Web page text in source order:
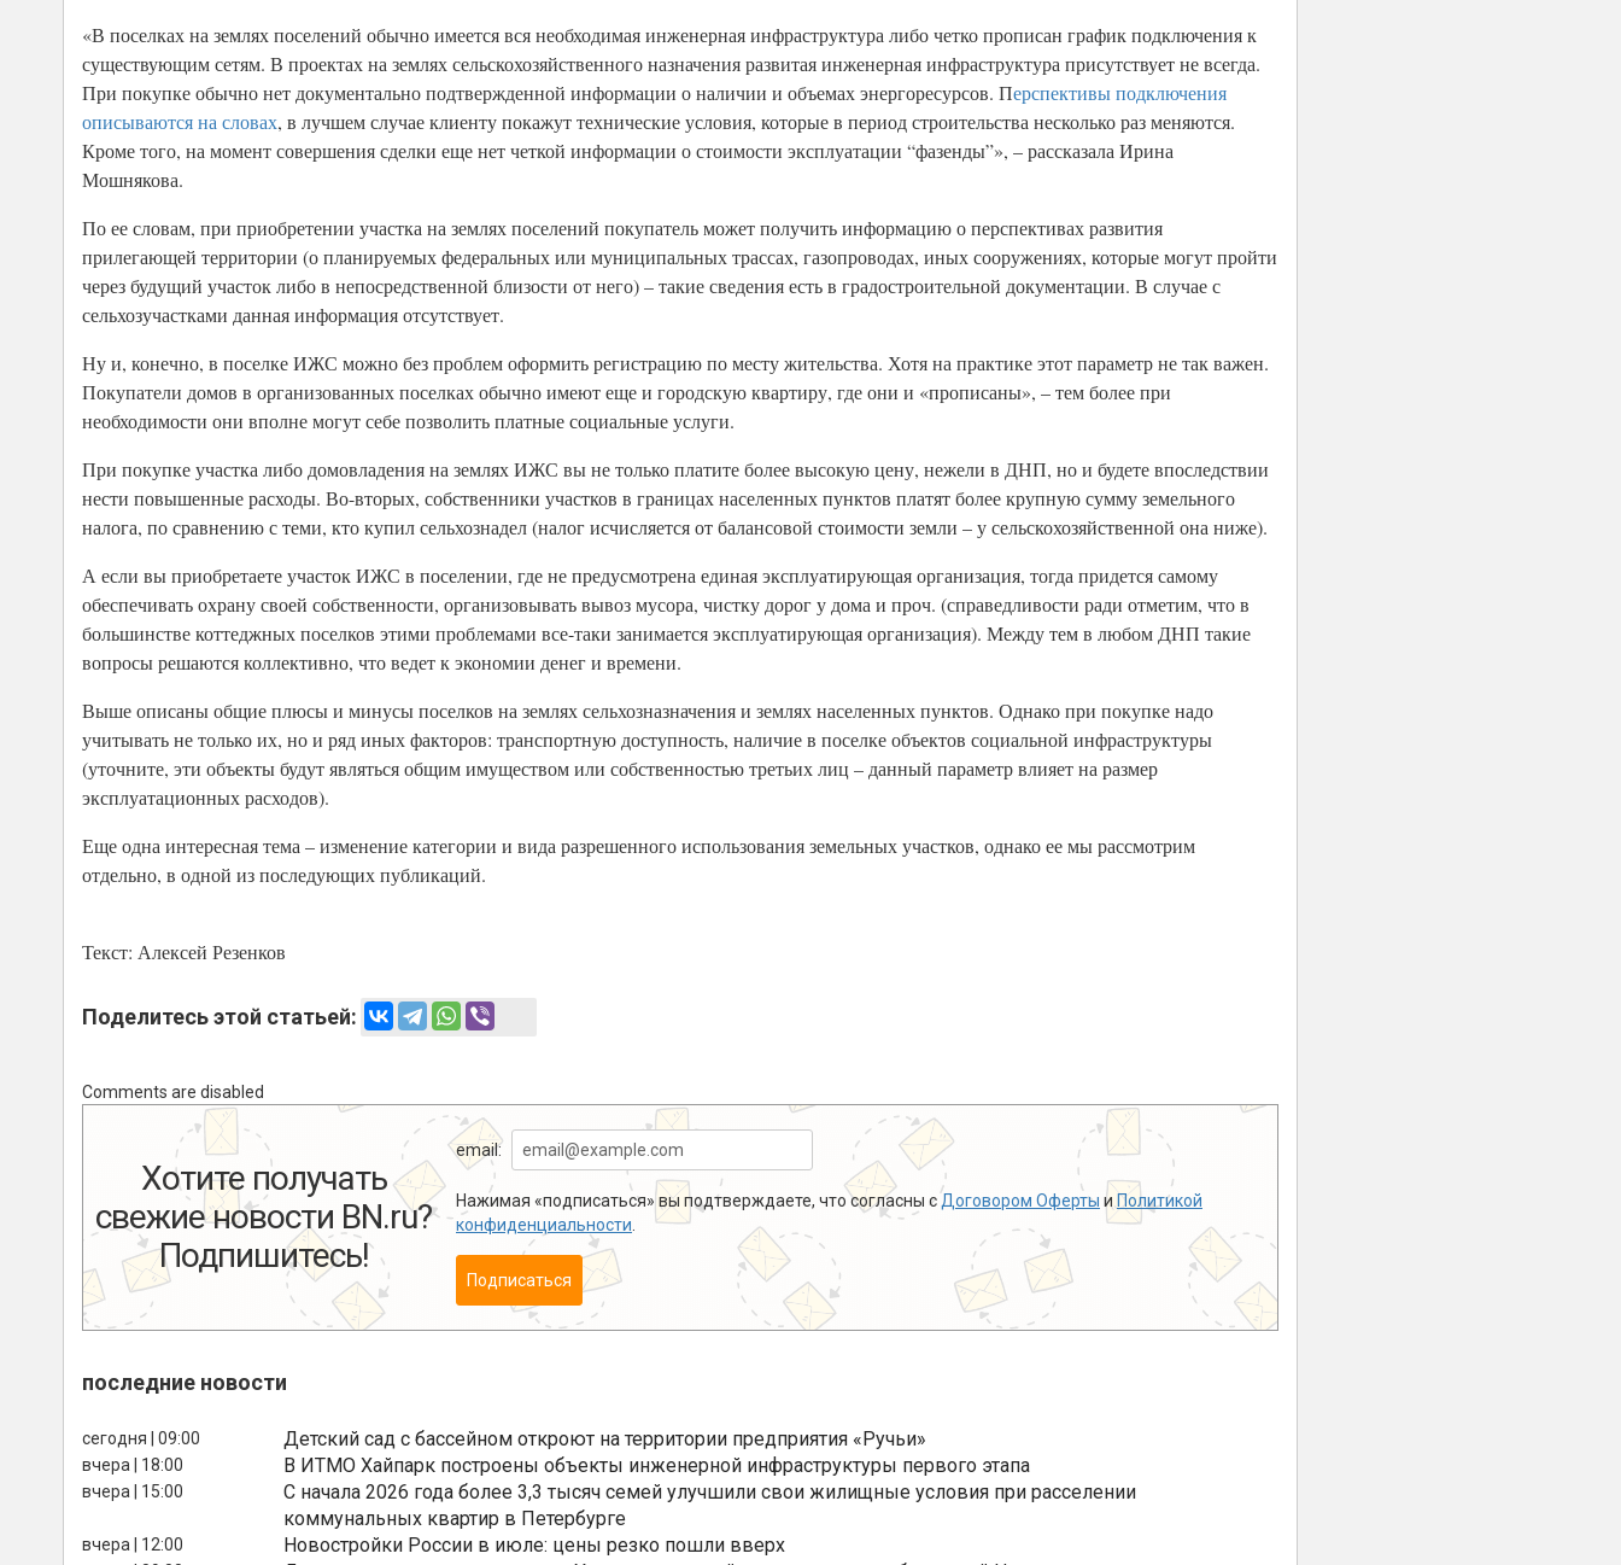
«В поселках на землях поселений обычно имеется вся необходимая инженерная инфраструктура либо четко прописан график подключения к
существующим сетям. В проектах на землях сельскохозяйственного назначения развитая инженерная инфраструктура присутствует не всегда.
При покупке обычно нет документально подтвержденной информации о наличии и объемах энергоресурсов. Перспективы подключения
описываются на словах, в лучшем случае клиенту покажут технические условия, которые в период строительства несколько раз меняются.
Кроме того, на момент совершения сделки еще нет четкой информации о стоимости эксплуатации “фазенды”», – рассказала Ирина
Мошнякова.
По ее словам, при приобретении участка на землях поселений покупатель может получить информацию о перспективах развития
прилегающей территории (о планируемых федеральных или муниципальных трассах, газопроводах, иных сооружениях, которые могут пройти
через будущий участок либо в непосредственной близости от него) – такие сведения есть в градостроительной документации. В случае с
сельхозучастками данная информация отсутствует.
Ну и, конечно, в поселке ИЖС можно без проблем оформить регистрацию по месту жительства. Хотя на практике этот параметр не так важен.
Покупатели домов в организованных поселках обычно имеют еще и городскую квартиру, где они и «прописаны», – тем более при
необходимости они вполне могут себе позволить платные социальные услуги.
При покупке участка либо домовладения на землях ИЖС вы не только платите более высокую цену, нежели в ДНП, но и будете впоследствии
нести повышенные расходы. Во-вторых, собственники участков в границах населенных пунктов платят более крупную сумму земельного
налога, по сравнению с теми, кто купил сельхознадел (налог исчисляется от балансовой стоимости земли – у сельскохозяйственной она ниже).
А если вы приобретаете участок ИЖС в поселении, где не предусмотрена единая эксплуатирующая организация, тогда придется самому
обеспечивать охрану своей собственности, организовывать вывоз мусора, чистку дорог у дома и проч. (справедливости ради отметим, что в
большинстве коттеджных поселков этими проблемами все-таки занимается эксплуатирующая организация). Между тем в любом ДНП такие
вопросы решаются коллективно, что ведет к экономии денег и времени.
Выше описаны общие плюсы и минусы поселков на землях сельхозназначения и землях населенных пунктов. Однако при покупке надо
учитывать не только их, но и ряд иных факторов: транспортную доступность, наличие в поселке объектов социальной инфраструктуры
(уточните, эти объекты будут являться общим имуществом или собственностью третьих лиц – данный параметр влияет на размер
эксплуатационных расходов).
Еще одна интересная тема – изменение категории и вида разрешенного использования земельных участков, однако ее мы рассмотрим
отдельно, в одной из последующих публикаций.
Текст: Алексей Резенков
Поделитесь этой статьей:
Comments are disabled
Хотите получать
свежие новости BN.ru?
Подпишитесь!
email:
Нажимая «подписаться» вы подтверждаете, что согласны с Договором Оферты и Политикой
конфиденциальности
Подписаться
последние новости
сегодня | 09:00 Детский сад с бассейном откроют на территории предприятия «Ручьи»
вчера | 18:00 В ИТМО Хайпарк построены объекты инженерной инфраструктуры первого этапа
вчера | 15:00
С начала 2026 года более 3,3 тысяч семей улучшили свои жилищные условия при расселении
коммунальных квартир в Петербурге
вчера | 12:00 Новостройки России в июле: цены резко пошли вверх